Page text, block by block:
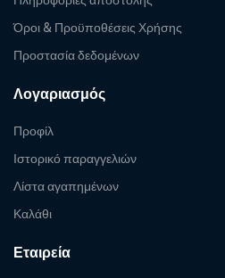
Όροι & Προϋποθέσεις Χρήσης
Προστασία δεδομένων
Λογαριασμός
Προφίλ
Ιστορικό παραγγελιών
Λίστα αγαπημένων
Καλάθι
Εταιρεία